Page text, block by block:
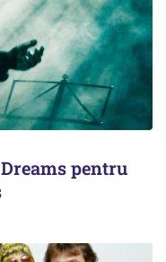
pentru